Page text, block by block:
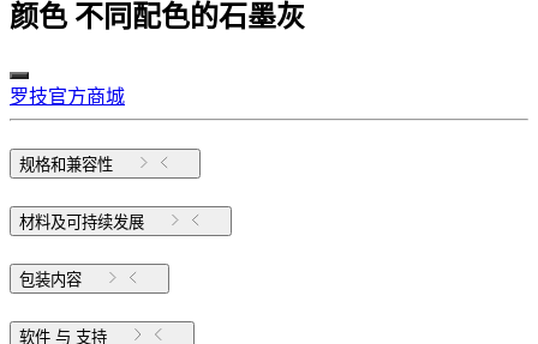
颜色 不同配色的石墨灰
罗技官方商城
规格和兼容性
材料及可持续发展
包装内容
软件 与 支持